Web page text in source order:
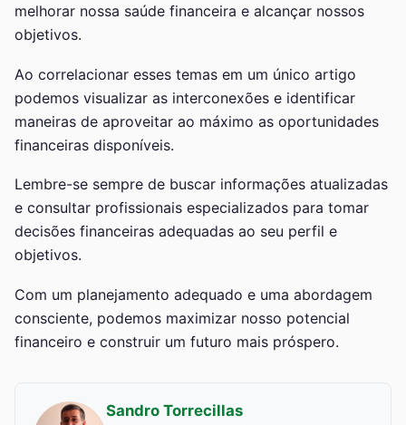
melhorar nossa saúde financeira e alcançar nossos
objetivos.
Ao correlacionar esses temas em um único artigo
podemos visualizar as interconexões e identificar
maneiras de aproveitar ao máximo as oportunidades
financeiras disponíveis.
Lembre-se sempre de buscar informações atualizadas
e consultar profissionais especializados para tomar
decisões financeiras adequadas ao seu perfil e
objetivos.
Com um planejamento adequado e uma abordagem
consciente, podemos maximizar nosso potencial
financeiro e construir um futuro mais próspero.
Sandro Torrecillas